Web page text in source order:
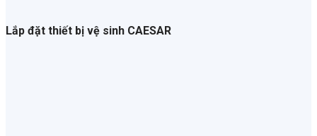
Lắp đặt thiết bị vệ sinh CAESAR